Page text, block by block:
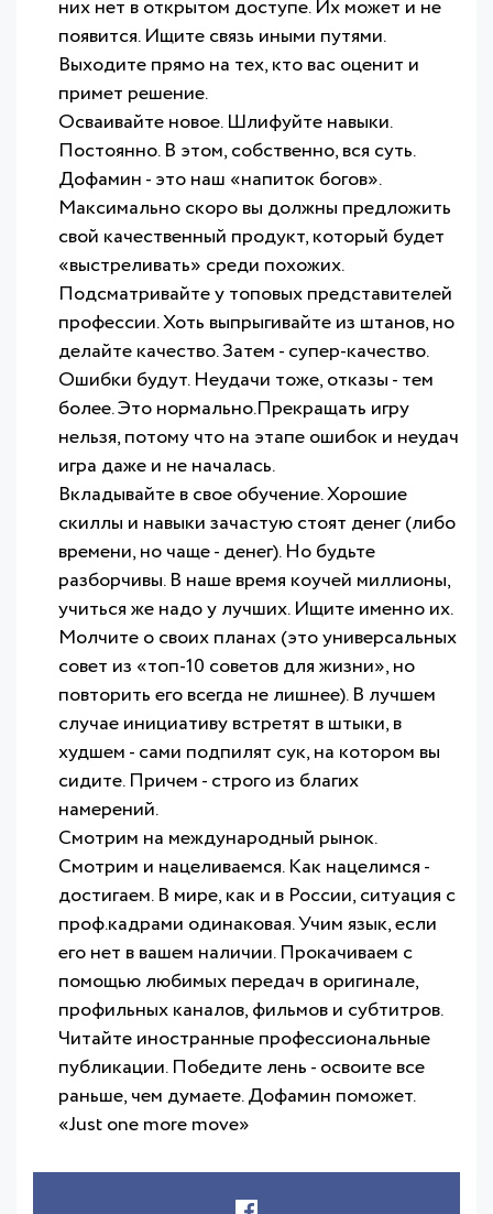
них нет в открытом доступе. Их может и не
появится. Ищите связь иными путями.
Выходите прямо на тех, кто вас оценит и
примет решение.
Осваивайте новое. Шлифуйте навыки.
Постоянно. В этом, собственно, вся суть.
Дофамин - это наш «напиток богов».
Максимально скоро вы должны предложить
свой качественный продукт, который будет
«выстреливать» среди похожих.
Подсматривайте у топовых представителей
профессии. Хоть выпрыгивайте из штанов, но
делайте качество. Затем - супер-качество.
Ошибки будут. Неудачи тоже, отказы - тем
более. Это нормально.Прекращать игру
нельзя, потому что на этапе ошибок и неудач
игра даже и не началась.
Вкладывайте в свое обучение. Хорошие
скиллы и навыки зачастую стоят денег (либо
времени, но чаще - денег). Но будьте
разборчивы. В наше время коучей миллионы,
учиться же надо у лучших. Ищите именно их.
Молчите о своих планах (это универсальных
совет из «топ-10 советов для жизни», но
повторить его всегда не лишнее). В лучшем
случае инициативу встретят в штыки, в
худшем - сами подпилят сук, на котором вы
сидите. Причем - строго из благих
намерений.
Смотрим на международный рынок.
Смотрим и нацеливаемся. Как нацелимся -
достигаем. В мире, как и в России, ситуация с
проф.кадрами одинаковая. Учим язык, если
его нет в вашем наличии. Прокачиваем с
помощью любимых передач в оригинале,
профильных каналов, фильмов и субтитров.
Читайте иностранные профессиональные
публикации. Победите лень - освоите все
раньше, чем думаете. Дофамин поможет.
«Just one more move»